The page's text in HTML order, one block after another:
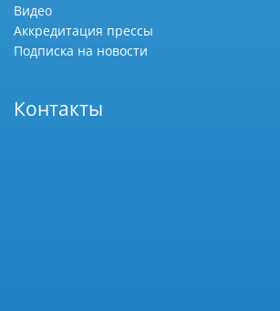
Видео
Аккредитация прессы
Подписка на новости
Контакты